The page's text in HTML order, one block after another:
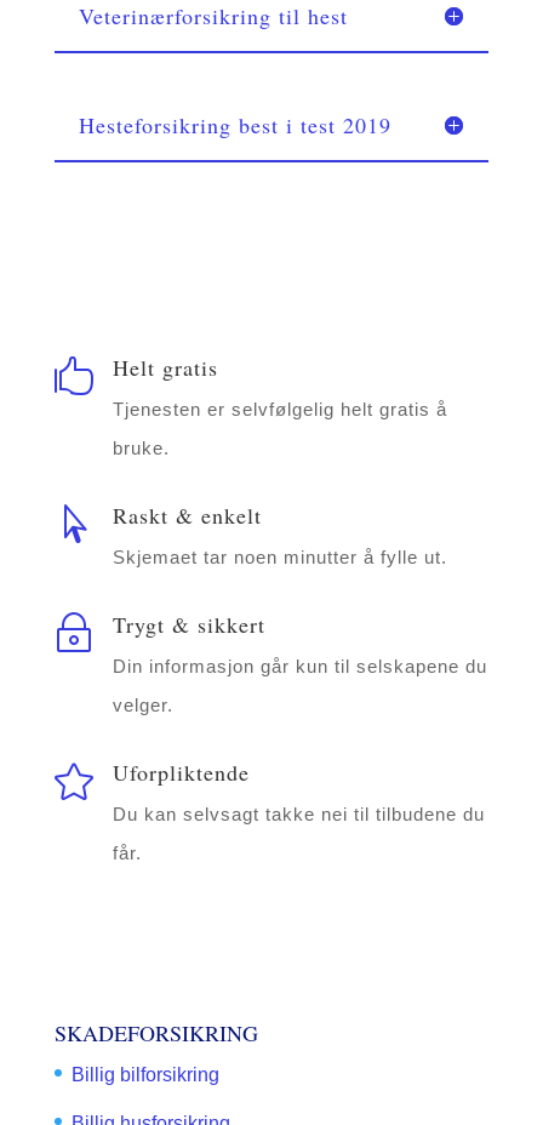
Veterinærforsikring til hest
Hesteforsikring best i test 2019
 Helt gratis
Tjenesten er selvfølgelig helt gratis å
bruke.
 Raskt & enkelt
Skjemaet tar noen minutter å fylle ut.
~ Trygt & sikkert
Din informasjon går kun til selskapene du
velger.
 Uforpliktende
Du kan selvsagt takke nei til tilbudene du
får.
SKADEFORSIKRING
Billig bilforsikring